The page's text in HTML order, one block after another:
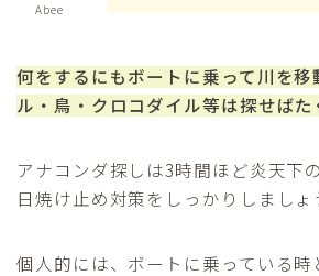
Abee
何をするにもボートに乗って川を移
ル・鳥・クロコダイル等は探せば
アナコンダ探しは3時間ほど炎天下
日焼け止め対策をしっかりしましょ
個人的には、ボートに乗っている